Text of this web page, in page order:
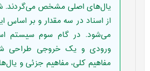
یال‌های اصلی مشخص می‌گردند.
از اسناد در سه مقدار و بر اساس
می‌شود. در گام سوم سیستم
ورودی و یک خروجی طراحی
مفاهیم کلی، مفاهیم جزئی و